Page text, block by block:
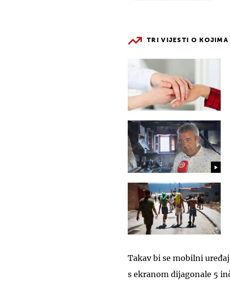
TRI VIJESTI O KOJIMA
Takav bi se mobilni
s ekranom dijagonale 5